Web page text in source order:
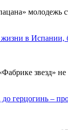
молодежь
в Испании,
звезд»
герцогинь –